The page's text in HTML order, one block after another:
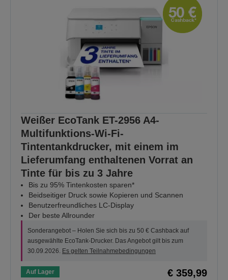
Weißer EcoTank ET-2956 A4-
Multifunktions-Wi-Fi-
Tintentankdrucker, mit einem im
Lieferumfang enthaltenen Vorrat an
Tinte für bis zu 3 Jahre
Bis zu 95% Tintenkosten sparen*
Beidseitiger Druck sowie Kopieren und Scannen
Benutzerfreundliches LC-Display
Der beste Allrounder
Sonderangebot – Holen Sie sich bis zu 50 € Cashback auf
ausgewählte EcoTank-Drucker. Das Angebot gilt bis zum
30.09.2026. Es gelten Teilnahmebedingungen
Auf Lager € 359,99